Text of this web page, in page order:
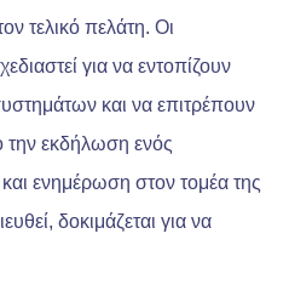
τελικό πελάτη. Οι
για να εντοπίζουν
και να επιτρέπουν
την εκδήλωση ενός
ενημέρωση στον τομέα της
δοκιμάζεται για να